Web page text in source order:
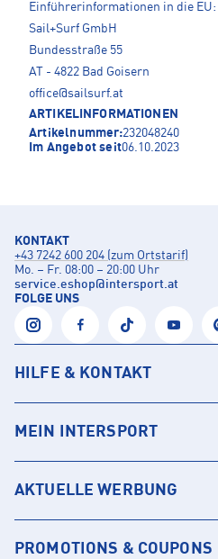
Einführerinformationen in die EU:
Sail+Surf GmbH
Bundesstraße 55
AT - 4822 Bad Goisern
office@sailsurf.at
ARTIKELINFORMATIONEN
Artikelnummer:232048240
Im Angebot seit06.10.2023
KONTAKT
+43 7242 600 204 (zum Ortstarif)
Mo. – Fr. 08:00 – 20:00 Uhr
service.eshop@intersport.at
FOLGE UNS
HILFE & KONTAKT
MEIN INTERSPORT
AKTUELLE WERBUNG
PROMOTIONS & COUPONS